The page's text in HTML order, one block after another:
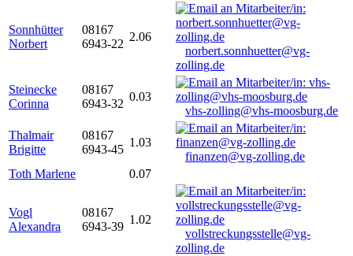
Sonnhütter
Norbert
08167
6943-22
2.06
norbert.sonnhuetter@vg-
zolling.de
Steinecke
Corinna
08167
6943-32
0.03
vhs-zolling@vhs-moosburg.de
Thalmair
Brigitte
08167
6943-45
1.03
finanzen@vg-zolling.de
Toth Marlene
0.07
Vogl
Alexandra
08167
6943-39
1.02
vollstreckungsstelle@vg-
zolling.de